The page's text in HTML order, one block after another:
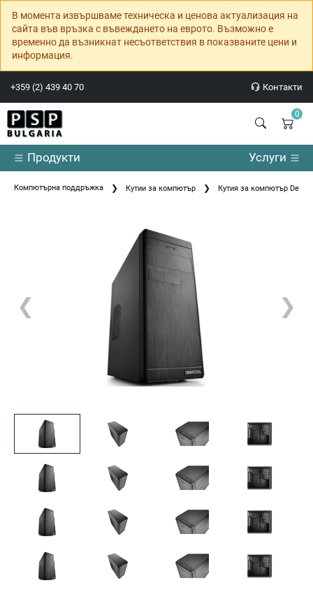
В момента извършваме техническа и ценова актуализация на
сайта във връзка с въвеждането на еврото. Възможно е
временно да възникнат несъответствия в показваните цени и
информация.
+359 (2) 439 40 70 Контакти
0
Продукти Услуги
Компютърна поддръжка Кутии за компютър Кутия за компютър
❮ ❯